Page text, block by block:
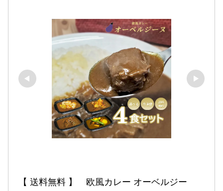
【 送料無料 】　欧風カレー オーベルジー